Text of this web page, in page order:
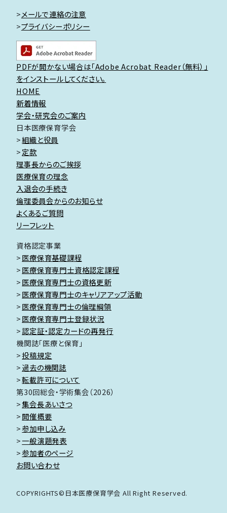
>メールで連絡の注意
>プライバシーポリシー
PDFが開かない場合は「Adobe Acrobat Reader（無料）」
をインストールしてください。
HOME
新着情報
学会・研究会のご案内
日本医療保育学会
組織と役員
定款
理事長からのご挨拶
医療保育の理念
入退会の手続き
倫理委員会からのお知らせ
よくあるご質問
リーフレット
資格認定事業
医療保育基礎課程
医療保育専門士資格認定課程
医療保育専門士の資格更新
医療保育専門士のキャリアアップ活動
医療保育専門士の倫理綱領
医療保育専門士登録状況
認定証・認定カードの再発行
機関誌「医療と保育」
投稿規定
過去の機関誌
転載許可について
第30回総会・学術集会（2026）
集会長あいさつ
開催概要
参加申し込み
一般演題発表
参加者のページ
お問い合わせ
COPYRIGHTS©日本医療保育学会 All Right Reserved.